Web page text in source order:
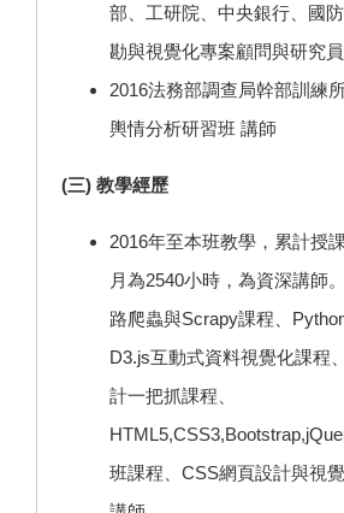
部、工研院、中央銀行、國
勘與視覺化專案顧問與研究員
2016法務部調查局幹部訓練
輿情分析研習班 講師
(三) 教學經歷
2016年至本班教學，累計授
月為2540小時，為資深講師
路爬蟲與Scrapy課程、
D3.js互動式資料視覺化課程
計一把抓課程、
班課程、CSS網頁設計與視